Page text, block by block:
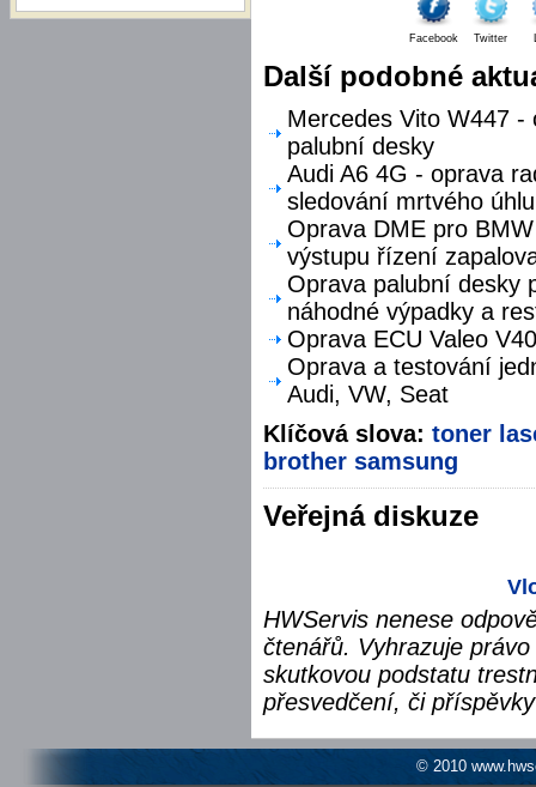
Facebook Twitter
Další podobné
Mercedes Vito W447
palubní desky
Audi A6 4G - oprava
sledování mrtvého úhlu
Oprava DME pro
výstupu řízení
Oprava palubní desky
náhodné výpadky a
Oprava ECU Valeo
Oprava a testování
Audi, VW, Seat
Klíčová slova: toner
brother samsung
Veřejná diskuze
HWServis nenese
čtenářů. Vyhrazuje
skutkovou podstatu
přesvedčení, či
© 2010